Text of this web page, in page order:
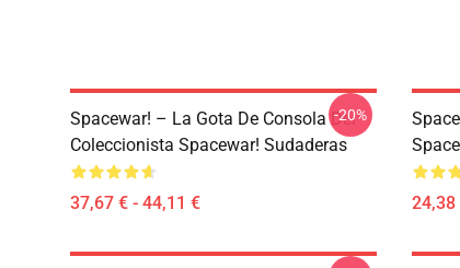
Spacewar! – La Gota De Consola Del
Coleccionista Spacewar! Sudaderas
37,67 € - 44,11 €
-20%
24,38